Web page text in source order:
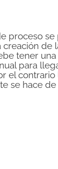
proceso se
creación de
tener una
para
el contrario
se hace